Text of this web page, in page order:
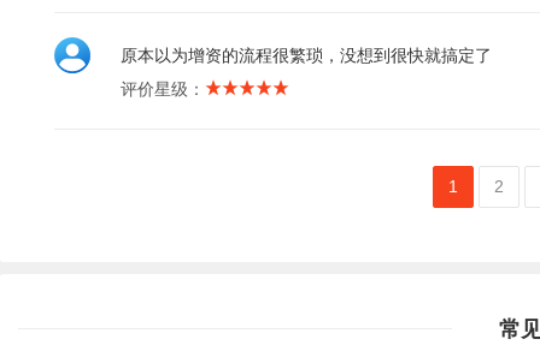
原本以为增资的流程很繁琐，没想到很快就搞定了
评价星级：
1 2
常